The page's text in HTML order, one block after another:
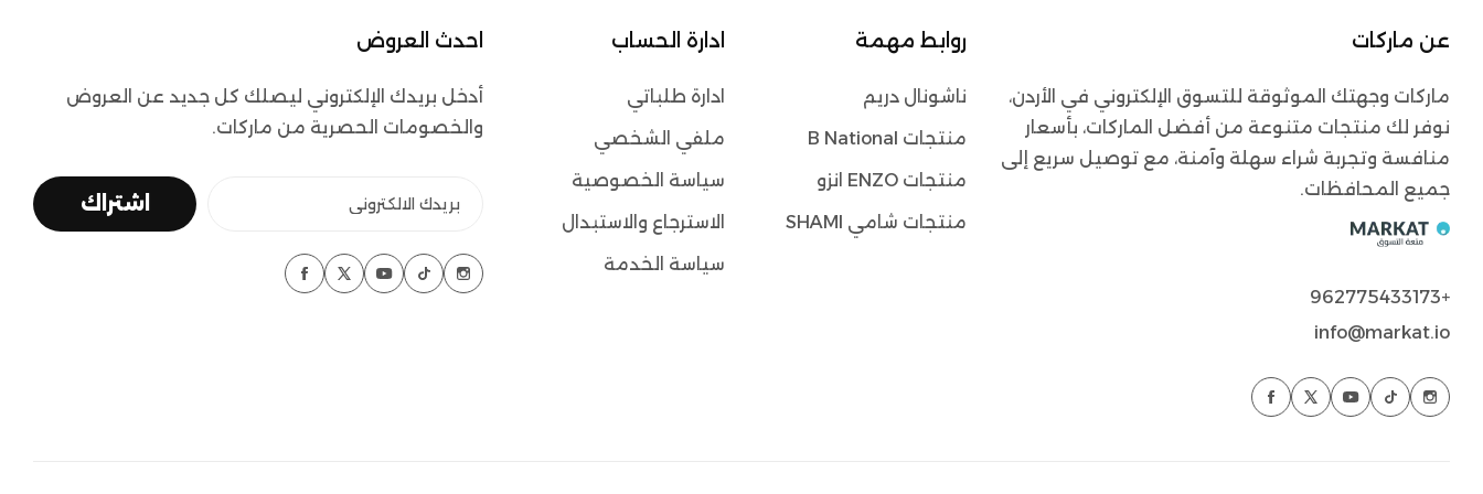
عن ماركات
ماركات وجهتك الموثوقة للتسوق الإلكتروني في الأردن،
نوفر لك منتجات متنوعة من أفضل الماركات، بأسعار
منافسة وتجربة شراء سهلة وآمنة، مع توصيل سريع إلى
جميع المحافظات.
+962775433173
info@markat.io
روابط مهمة
ناشونال دريم
منتجات B National
منتجات ENZO انزو
منتجات شامي SHAMI
ادارة الحساب
ادارة طلباتي
ملفي الشخصي
سياسة الخصوصية
الاسترجاع والاستبدال
سياسة الخدمة
احدث العروض
أدخل بريدك الإلكتروني ليصلك كل جديد عن العروض
والخصومات الحصرية من ماركات.
اشتراك